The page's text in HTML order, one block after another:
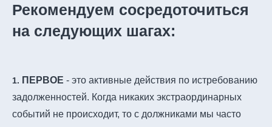
Рекомендуем сосредоточиться
на следующих шагах:
1. ПЕРВОЕ - это активные действия по истребованию
задолженностей. Когда никаких экстраординарных
событий не происходит, то с должниками мы часто